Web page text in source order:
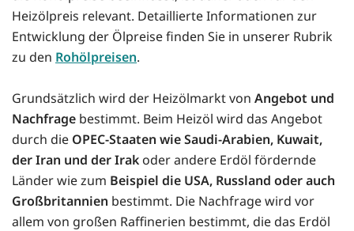
Heizölpreis relevant. Detaillierte Informationen zur
Entwicklung der Ölpreise finden Sie in unserer Rubrik
zu den Rohölpreisen.
Grundsätzlich wird der Heizölmarkt von Angebot und
Nachfrage bestimmt. Beim Heizöl wird das Angebot
durch die OPEC-Staaten wie Saudi-Arabien, Kuwait,
der Iran und der Irak oder andere Erdöl fördernde
Länder wie zum Beispiel die USA, Russland oder auch
Großbritannien bestimmt. Die Nachfrage wird vor
allem von großen Raffinerien bestimmt, die das Erdöl